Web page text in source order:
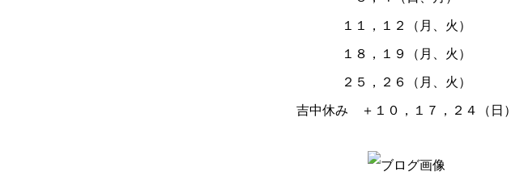
１１，１２（月、火）
１８，１９（月、火）
２５，２６（月、火）
吉中休み ＋１０，１７，２４（日）